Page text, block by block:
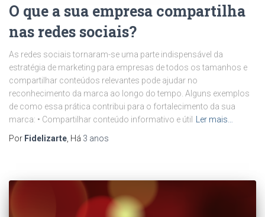
O que a sua empresa compartilha
nas redes sociais?
As redes sociais tornaram-se uma parte indispensável da
estratégia de marketing para empresas de todos os tamanhos e
compartilhar conteúdos relevantes pode ajudar no
reconhecimento da marca ao longo do tempo. Alguns exemplos
de como essa prática contribui para o fortalecimento da sua
marca: • Compartilhar conteúdo informativo e útil
Ler mais…
Por Fidelizarte , Há 3 anos